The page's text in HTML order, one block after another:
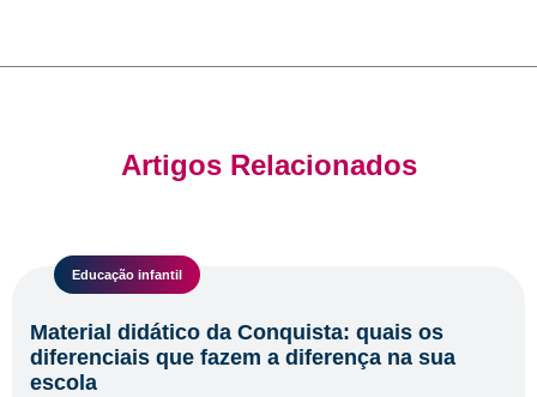
Artigos Relacionados
Educação infantil
Material didático da Conquista: quais os
diferenciais que fazem a diferença na sua
escola